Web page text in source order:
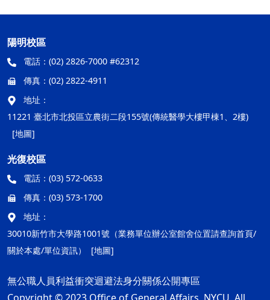
陽明校區
電話： (02) 2826-7000 #62312
傳真： (02) 2822-4911
地址：
11221 臺北市北投區立農街二段155號(傳統醫學大樓甲棟1、2樓)
[地圖]
光復校區
電話： (03) 572-0633
傳真： (03) 573-1700
地址：
30010新竹市大學路1001號（業務單位辦公室館舍位置請查詢首頁/
關於本處/單位資訊）
[地圖]
無公職人員利益衝突迴避法身分關係公開專區